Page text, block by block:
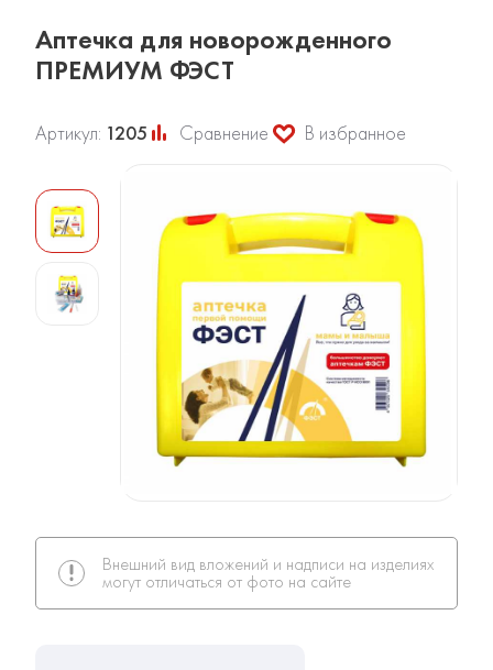
Аптечка для новорожденного
ПРЕМИУМ ФЭСТ
Артикул: 1205 Сравнение В избранное
Внешний вид вложений и надписи на изделиях
могут отличаться от фото на сайте